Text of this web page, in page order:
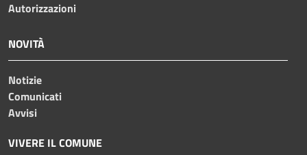
Autorizzazioni
NOVITÀ
Notizie
Comunicati
Avvisi
VIVERE IL COMUNE